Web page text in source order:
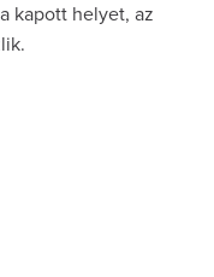
kapott helyet, az